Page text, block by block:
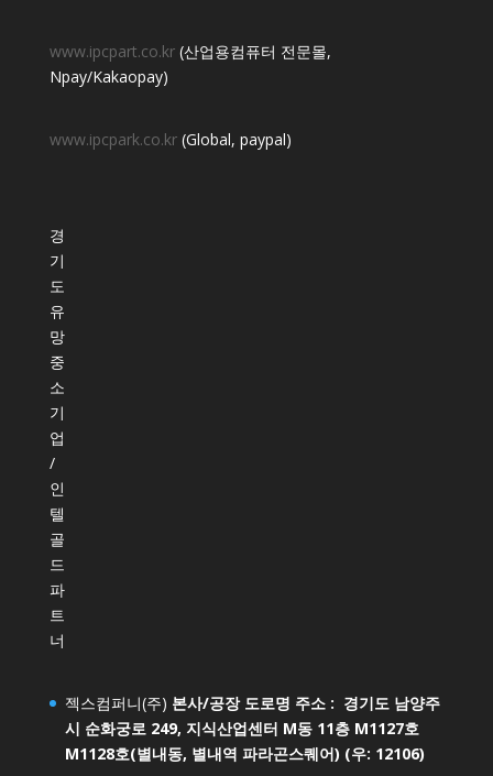
www.ipcpart.co.kr(산업용컴퓨터 전문몰,
Npay/Kakaopay)
www.ipcpark.co.kr(Global, paypal)
경
기
도
유
망
중
소
기
업
/
인
텔
골
드
파
트
너
젝스컴퍼니(주) 본사/공장 도로명 주소 : 경기도 남양주
시 순화궁로 249, 지식산업센터 M동 11층 M1127호
M1128호(별내동, 별내역 파라곤스퀘어) (우: 12106)